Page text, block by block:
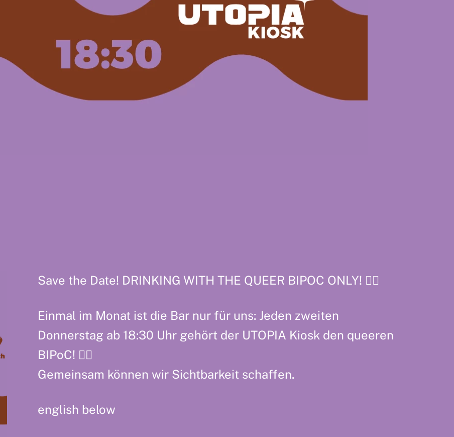
Save the Date! DRINKING WITH THE QUEER BIPOC ONLY! ❤️‍🔥
Einmal im Monat ist die Bar nur für uns: Jeden zweiten
Donnerstag ab 18:30 Uhr gehört der UTOPIA Kiosk den queeren
BIPoC! ✊🏽
Gemeinsam können wir Sichtbarkeit schaffen.
english below